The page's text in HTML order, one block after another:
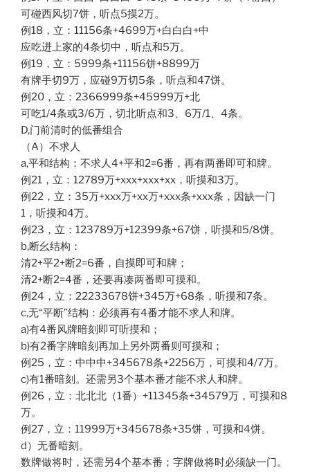
可碰西风切7饼，听点5摸2万。
例18，立：11156条+4699万+白白白+中
应吃进上家的4条切中，听点和5万。
例19，立：5999条+11156饼+8899万
有牌手切9万，应碰9万切5条，听点和47饼。
例20，立：2366999条+45999万+北
可吃1/4条或3/6万，切北听点和3、6万/1、4条。
D,门前清时的低番组合
（A）不求人
a,平和结构：不求人4+平和2=6番，再有两番即可和牌。
例21，立：12789万+xxx+xxx+xx，听摸和3万。
例22，立：35万+xxx万+xx万+xxx条+xxx条，因缺一门
1，听摸和4万。
例23，立：123789万+12399条+67饼，听摸和5/8饼。
b,断幺结构：
清2+平2+断2=6番，自摸即可和牌；
清2+断2=4番，还要再凑两番即可摸和。
例24，立：22233678饼+345万+68条，听摸和7条。
c,无“平断”结构：必须再有4番才能不求人和牌。
a)有4番风牌暗刻即可听摸和；
b)有2番字牌暗刻再加上另外两番则可摸和；
例25，立：中中中+345678条+2256万，可摸和4/7万。
c)有1番暗刻。还需另3个基本番才能不求人和牌。
例26，立：北北北（1番）+11345条+34579万，可摸和8
万。
例27，立：11999万+345678条+35饼，可摸和4饼。
d）无番暗刻。
数牌做将时，还需另4个基本番；字牌做将时必须缺一门。